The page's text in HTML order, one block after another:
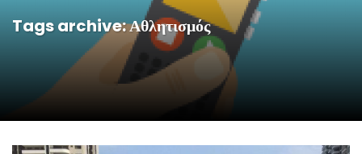
Tags archive: Αθλητισμός